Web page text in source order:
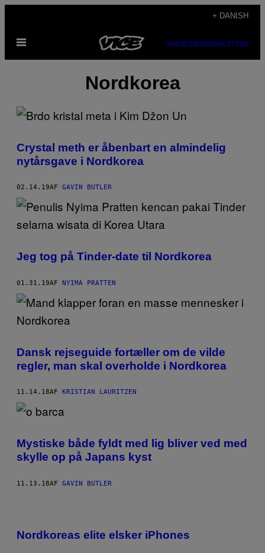
indhold
+ DANISH
Åbn
SUBSCRIBENEWSLETTER
Nordkorea
Crystal meth er åbenbart en almindelig
nytårsgave i Nordkorea
02.14.19AF GAVIN BUTLER
Jeg tog på Tinder-date til Nordkorea
01.31.19AF NYIMA PRATTEN
Dansk rejseguide fortæller om de vilde
regler, man skal overholde i Nordkorea
11.14.18AF KRISTIAN LAURITZEN
Mystiske både fyldt med lig bliver ved med
skylle op på Japans kyst
11.13.18AF GAVIN BUTLER
Nordkoreas elite elsker iPhones